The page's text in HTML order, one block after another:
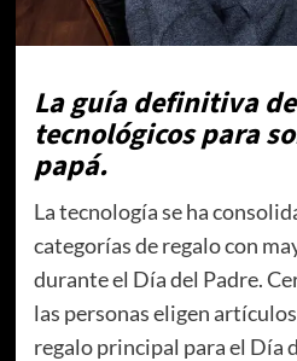
La guía definitiva
tecnológicos para
papá.
La tecnología se ha
categorías de regalo con
durante el Día del Padre.
las personas eligen
regalo principal para el Día